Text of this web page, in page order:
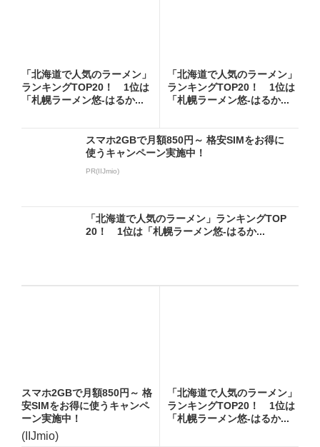
「北海道で人気のラーメン」
ランキングTOP20！ 1位は
「札幌ラーメン悠-はるか...
「北海道で人気のラーメン」
ランキングTOP20！ 1位は
「札幌ラーメン悠-はるか...
スマホ2GBで月額850円～ 格安SIMをお得に
使うキャンペーン実施中！
PR(IIJmio)
「北海道で人気のラーメン」ランキングTOP
20！ 1位は「札幌ラーメン悠-はるか...
スマホ2GBで月額850円～ 格
安SIMをお得に使うキャンペ
ーン実施中！
(IIJmio)
「北海道で人気のラーメン」
ランキングTOP20！ 1位は
「札幌ラーメン悠-はるか...